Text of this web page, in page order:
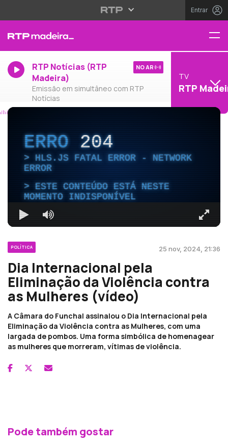
Entrar
RTP Notícias (RTP
Madeira)
Emissão em simultâneo com RTP
Notícias
NO AR
TV
RTP
ERRO204
HLS.JS FATAL ERROR - NETWORK
ERROR
ESTE CONTEÚDO ESTÁ NESTE
MOMENTO INDISPONÍVEL
POLÍTICA 25 nov, 2024, 21:36
Dia Internacional pela
Eliminação da Violência contra
as Mulheres (vídeo)
A Câmara do Funchal assinalou o Dia Internacional pela
Eliminação da Violência contra as Mulheres, com uma
largada de pombos. Uma forma simbólica de homenagear
as mulheres que morreram, vítimas de violência.
Pode também gostar